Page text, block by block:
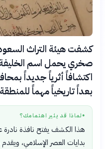
اكتشافاً أثرياً جديداً
بعداً تاريخياً مهماً
● لماذا قد يثير اهتمامك؟
هذا الكشف يفتح نافذة نادرة
بدايات العصر الإسلامي،